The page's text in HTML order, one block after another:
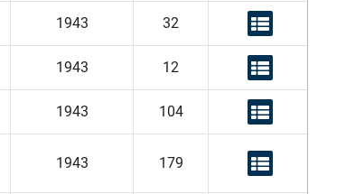
1943 32
1943 12
1943 104
1943 179